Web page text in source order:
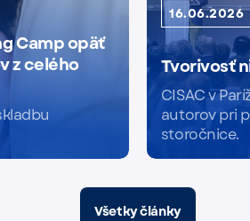
Camp opäť
z celého
16.06.2026
Tvorivosť
CISAC v
autorov pri
storočnice.
Všetky články